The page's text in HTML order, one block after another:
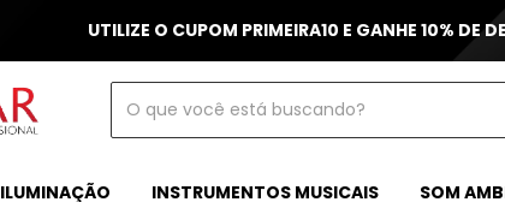
UTILIZE O CUPOM PRIMEIRA10 E GANHE 10% DE
ILUMINAÇÃO INSTRUMENTOS MUSICAIS SOM